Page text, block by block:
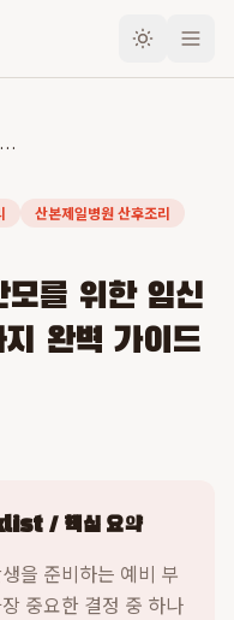
산본제일병원: 안양 산모를 위한 임신부터 출산, 산후조리까지 완벽 가이드
산본제일병원 산후조리
를 위한 임신
완벽 가이드
/ 핵심 요약
을 준비하는 예비 부
중요한 결정 중 하나